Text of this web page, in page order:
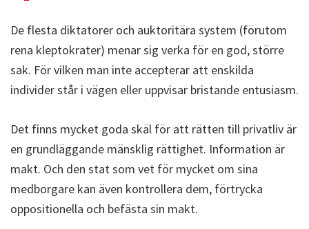
De flesta diktatorer och auktoritära system (förutom
rena kleptokrater) menar sig verka för en god, större
sak. För vilken man inte accepterar att enskilda
individer står i vägen eller uppvisar bristande entusiasm.
Det finns mycket goda skäl för att rätten till privatliv är
en grundläggande mänsklig rättighet. Information är
makt. Och den stat som vet för mycket om sina
medborgare kan även kontrollera dem, förtrycka
oppositionella och befästa sin makt.